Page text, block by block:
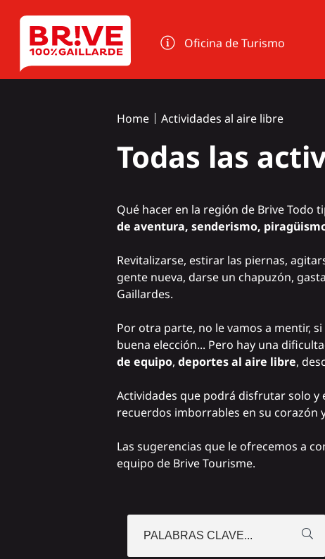
Oficina de Turismo
Home Actividades al aire libre
Todas las
Qué hacer en la región de Brive Todo
de aventura, senderismo,
Revitalizarse, estirar las piernas,
gente nueva, darse un chapuzón,
Gaillardes.
Por otra parte, no le vamos a mentir,
buena elección... Pero hay una
de equipo, deportes al aire libre,
Actividades que podrá disfrutar solo y
recuerdos imborrables en su corazón
Las sugerencias que le ofrecemos a
equipo de Brive Tourisme.
PALABRAS CLAVE...